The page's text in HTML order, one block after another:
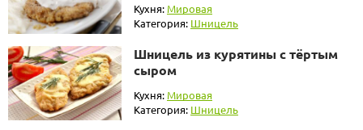
Кухня: Мировая
Категория: Шницель
Шницель из курятины с тёртым
сыром
Кухня: Мировая
Категория: Шницель